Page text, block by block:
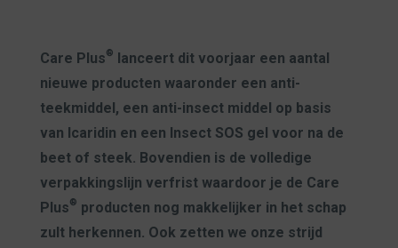
Care Plus® lanceert dit voorjaar een aantal
nieuwe producten waaronder een anti-
teekmiddel, een anti-insect middel op basis
van Icaridin en een Insect SOS gel voor na de
beet of steek. Bovendien is de volledige
verpakkingslijn verfrist waardoor je de Care
Plus® producten nog makkelijker in het schap
zult herkennen. Ook zetten we onze strijd